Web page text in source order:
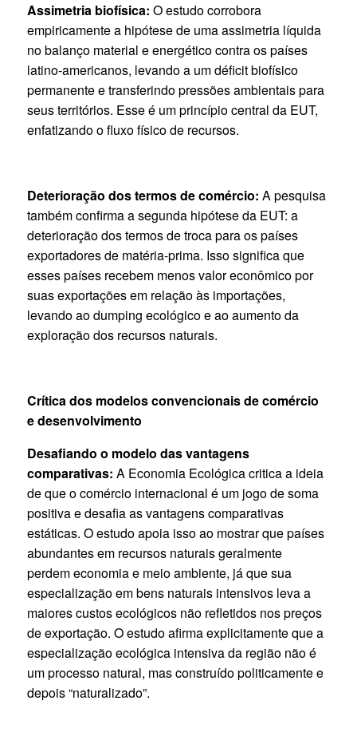
Assimetria biofísica: O estudo corrobora
empiricamente a hipótese de uma assimetria líquida
no balanço material e energético contra os países
latino-americanos, levando a um déficit biofísico
permanente e transferindo pressões ambientais para
seus territórios. Esse é um princípio central da EUT,
enfatizando o fluxo físico de recursos.
Deterioração dos termos de comércio: A pesquisa
também confirma a segunda hipótese da EUT: a
deterioração dos termos de troca para os países
exportadores de matéria-prima. Isso significa que
esses países recebem menos valor econômico por
suas exportações em relação às importações,
levando ao dumping ecológico e ao aumento da
exploração dos recursos naturais.
Crítica dos modelos convencionais de comércio
e desenvolvimento
Desafiando o modelo das vantagens
comparativas: A Economia Ecológica critica a ideia
de que o comércio internacional é um jogo de soma
positiva e desafia as vantagens comparativas
estáticas. O estudo apoia isso ao mostrar que países
abundantes em recursos naturais geralmente
perdem economia e meio ambiente, já que sua
especialização em bens naturais intensivos leva a
maiores custos ecológicos não refletidos nos preços
de exportação. O estudo afirma explicitamente que a
especialização ecológica intensiva da região não é
um processo natural, mas construído politicamente e
depois “naturalizado”.